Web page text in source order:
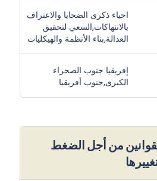
احياء ذكرى الضحايا والاعتراف
بالانتهاكات,السعي لتحقيق
العدالة,بناء الأنظمة والهيكليات
إفريقيا جنوب الصحراء
الكبرى,جنوب أفريقيا
من أجل الضغط